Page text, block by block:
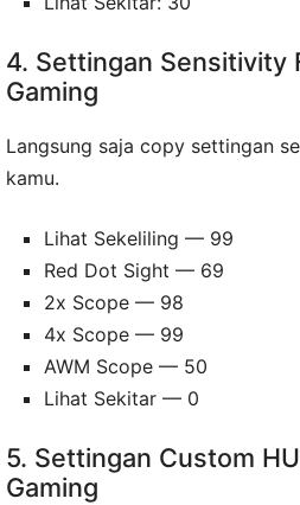
4. Settingan Sensitivity
Gaming
Langsung saja copy settingan
kamu.
Lihat Sekeliling — 99
Red Dot Sight — 69
2x Scope — 98
4x Scope — 99
AWM Scope — 50
Lihat Sekitar — 0
5. Settingan Custom
Gaming